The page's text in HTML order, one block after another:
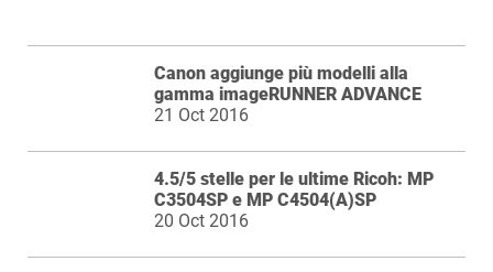
Canon aggiunge più modelli alla
gamma imageRUNNER ADVANCE
21 Oct 2016
4.5/5 stelle per le ultime Ricoh: MP
C3504SP e MP C4504(A)SP
20 Oct 2016